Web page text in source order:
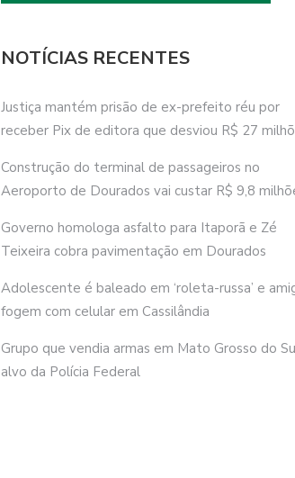
NOTÍCIAS RECENTES
Justiça mantém prisão de ex-prefeito réu por
receber Pix de editora que desviou R$ 27
Construção do terminal de passageiros no
Aeroporto de Dourados vai custar R$ 9,8
Governo homologa asfalto para Itaporã e Zé
Teixeira cobra pavimentação em Dourados
Adolescente é baleado em ‘roleta-russa’ e
fogem com celular em Cassilândia
Grupo que vendia armas em Mato Grosso do
alvo da Polícia Federal